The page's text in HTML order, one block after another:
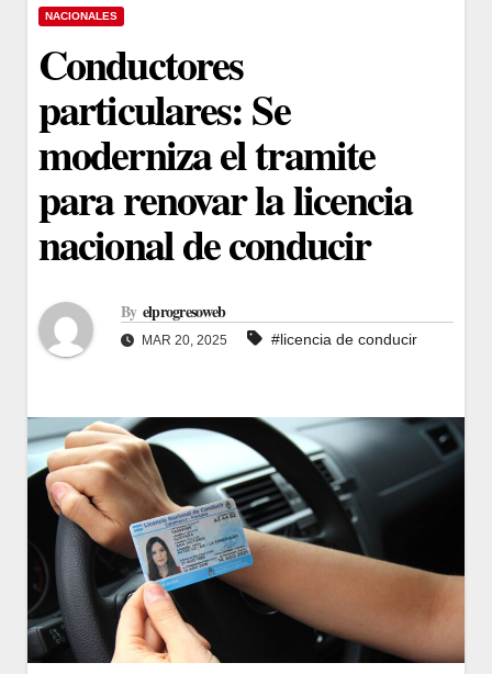
NACIONALES
Conductores
particulares: Se
moderniza el tramite
para renovar la licencia
nacional de conducir
By elprogresoweb
MAR 20, 2025 #licencia de conducir